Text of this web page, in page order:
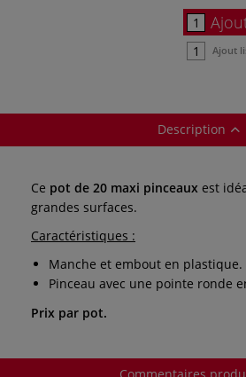
Ajout
Description
Ce pot de 20 maxi pinceaux est
grandes surfaces.
Caractéristiques :
Manche et embout en plastique.
Pinceau avec une pointe ronde
Prix par pot.